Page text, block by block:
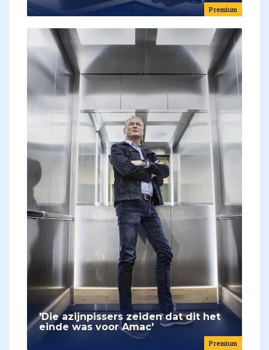
Premium
Premium
'Die azijnpissers zeiden dat dit het
einde was voor Amac'